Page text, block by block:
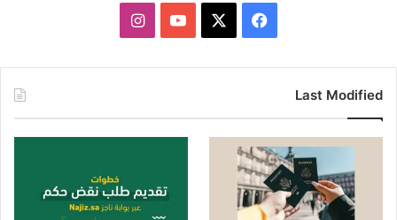
فيسبوك يوتيوبانستقرام
Last Modified